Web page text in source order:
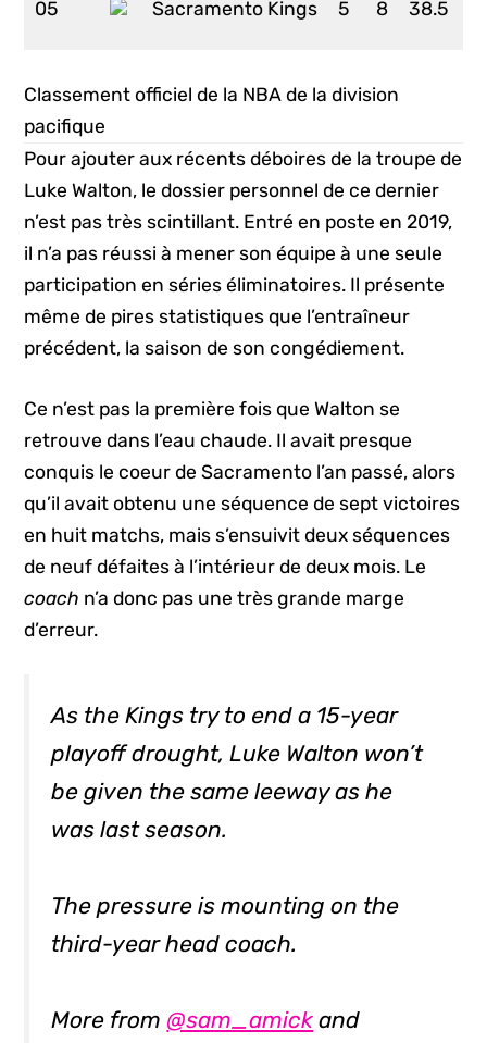
05 Sacramento Kings 5 8 38.5
Classement officiel de la NBA de la division
pacifique
Pour ajouter aux récents déboires de la troupe de
Luke Walton, le dossier personnel de ce dernier
n’est pas très scintillant. Entré en poste en 2019,
il n’a pas réussi à mener son équipe à une seule
participation en séries éliminatoires. Il présente
même de pires statistiques que l’entraîneur
précédent, la saison de son congédiement.
Ce n’est pas la première fois que Walton se
retrouve dans l’eau chaude. Il avait presque
conquis le coeur de Sacramento l’an passé, alors
qu’il avait obtenu une séquence de sept victoires
en huit matchs, mais s’ensuivit deux séquences
de neuf défaites à l’intérieur de deux mois. Le
coach n’a donc pas une très grande marge
d’erreur.
As the Kings try to end a 15-year
playoff drought, Luke Walton won’t
be given the same leeway as he
was last season.
The pressure is mounting on the
third-year head coach.
More from @sam_amick and